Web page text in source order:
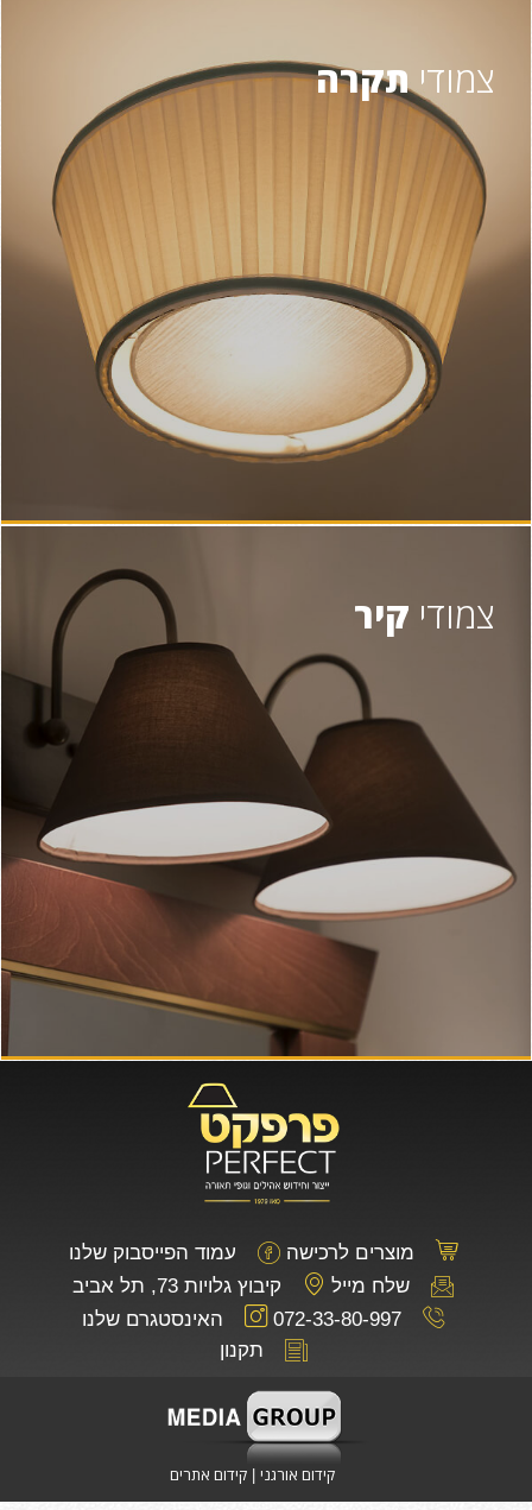
צמודיתקרה
צמודי קיר
מוצרים לרכישה
עמוד הפייסבוק שלנו
שלח מייל
קיבוץ גלויות 73, תל אביב
072-33-80-997
האינסטגרם שלנו
תקנון
קידום אורגני קידום אתרים